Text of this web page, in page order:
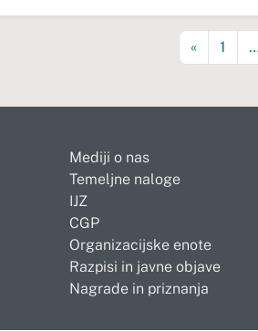
« 1
Mediji o nas
Temeljne naloge
IJZ
CGP
Organizacijske enote
Razpisi in javne objave
Nagrade in priznanja